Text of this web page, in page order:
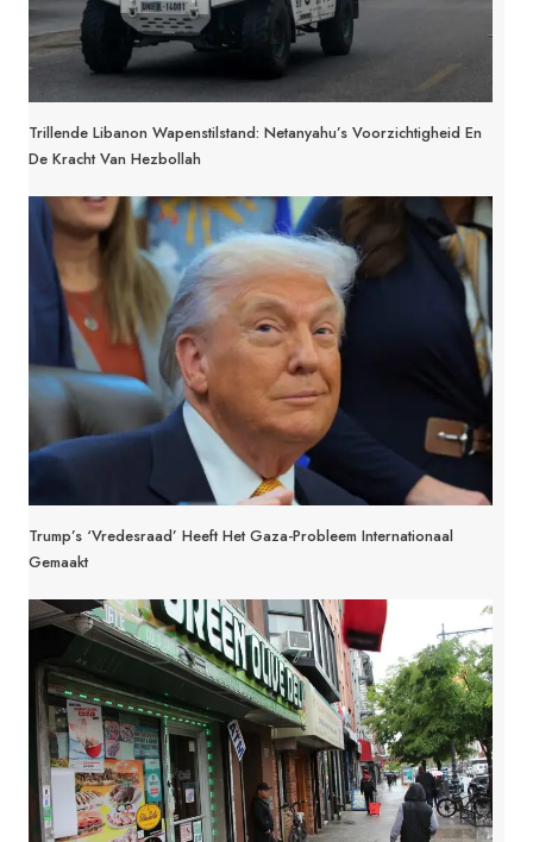
Trillende Libanon Wapenstilstand: Netanyahu’s Voorzichtigheid En
De Kracht Van Hezbollah
Trump’s ‘Vredesraad’ Heeft Het Gaza-Probleem Internationaal
Gemaakt